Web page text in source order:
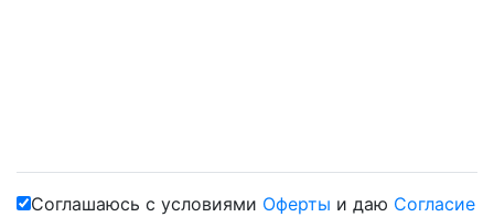
Соглашаюсь с условиями Оферты и даю Согласие